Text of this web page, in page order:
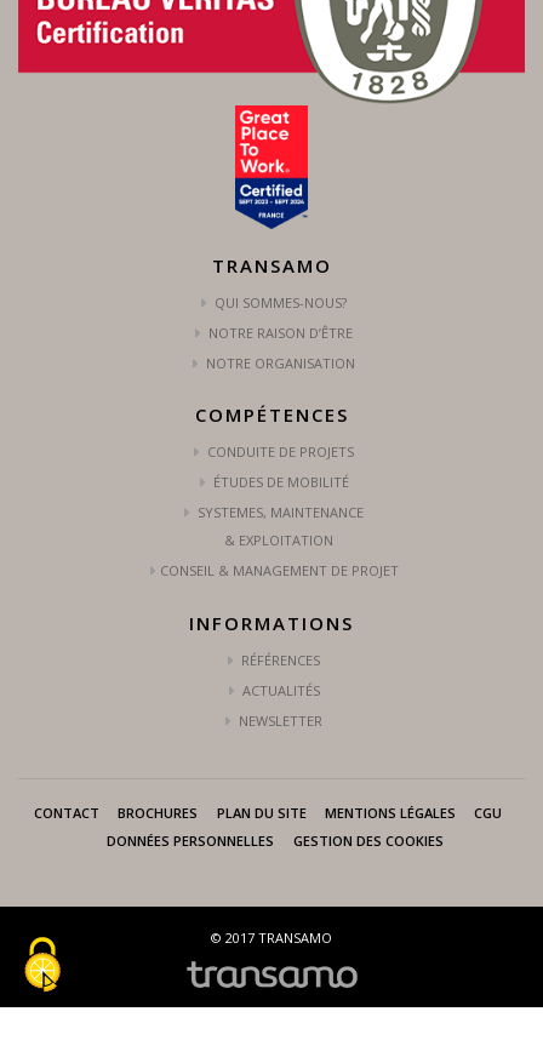
TRANSAMO
QUI SOMMES-NOUS?
NOTRE RAISON D’ÊTRE
NOTRE ORGANISATION
COMPÉTENCES
CONDUITE DE PROJETS
ÉTUDES DE MOBILITÉ
SYSTEMES, MAINTENANCE
& EXPLOITATION
CONSEIL & MANAGEMENT DE PROJET
INFORMATIONS
RÉFÉRENCES
ACTUALITÉS
NEWSLETTER
CONTACT BROCHURES PLAN DU SITE MENTIONS LÉGALES
CGU
DONNÉES PERSONNELLES
GESTION DES COOKIES
© 2017 TRANSAMO